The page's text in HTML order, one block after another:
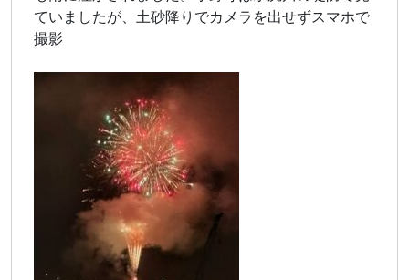
ていましたが、土砂降りでカメラを出せずスマホで
撮影